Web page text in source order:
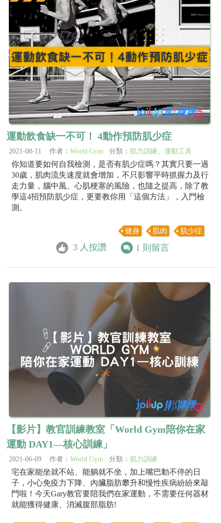
運動飲食缺一不可！ 4動作預防肌少症
2021-08-11 作者： World Gym 分類： 肌力訓練 、 運動工具
你知道要如何自我檢測，是否有肌少症嗎？其實只要一過
30歲，肌肉流失速度就會增加，不只影響平時抓握力及行
走力量，腦中風、心肌梗塞的風險，也隨之提高，除了教
學這4招預防肌少症，更要教你用「這個方法」，入門檢
測。
健身 肌肉 肌少症
3 人按讚 1 則留言
【影片】教官訓練教室「World Gym陪你在家
運動 DAY1—核心訓練」
2021-06-09 作者： World Gym 分類： 肌力訓練
宅在家能坐就不站、能躺就不坐，加上嘴巴動不停的日
子，小心免疫力下降、內臟脂肪攀升和慢性疾病紛紛來敲
門啦！今天Gary教官要陪我們在家運動，不需要任何器材
就能獲得健康、消滅腹部脂肪!